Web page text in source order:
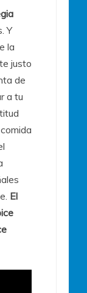
Y
la
justo
de
a tu
El